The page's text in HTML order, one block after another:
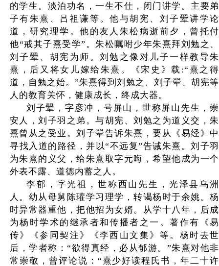
的学生。淡泊功名，一生不仕，闭门讲学。主要弟
子有朱熹、吕祖谦等。他与胡宪、刘子翚讲学论
道，研究理学。他的友人朱松病逝前夕，曾托付
他“戒其子熹受学”。朱松嘱咐少年朱熹拜刘勉之、
刘子翚、胡宪为师。刘勉之像对儿子一样教导朱
熹，后又将女儿嫁给朱熹。《宋史》载:“熹之得
道，自勉之始。”朱熹得到刘勉之、刘子翚、胡宪等
人的教育关怀，健康成长，终成大器。
刘子翚，字彦冲，号屏山，世称屏山先生，崇
安人，刘子羽之弟。与胡宪、刘勉之为道义交，朱
熹曾从之受业。刘子翚告诉朱熹，要从《易经》中
寻找入道的路径，并以“不远复”告诫朱熹。刘子羽
为朱熹的义父，给朱熹取字元晦，希望他成为一个
外表不露、道德内蓄之人。
李郁，字光祖，世称西山先生，光泽县乌洲
人。幼从母舅陈瓘学习理学，转谒杨时于余姚。杨
时异常器重他，把他招为女婿。从学十八年，后成
为杨时学术的继承者和传播者之一。著作有《易
传》《参同契注》《李西山文集》等。杨时去世
后，学者称：“欲得真经，必从郁游。”朱熹对他非
常崇敬，曾评论说：“熹少好读程氏书，年二十许